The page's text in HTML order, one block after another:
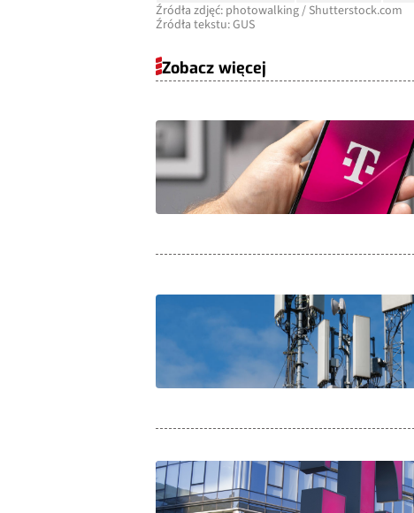
Źródła zdjęć: photowalking / Shutterstock.com
Źródła tekstu: GUS
Zobacz więcej